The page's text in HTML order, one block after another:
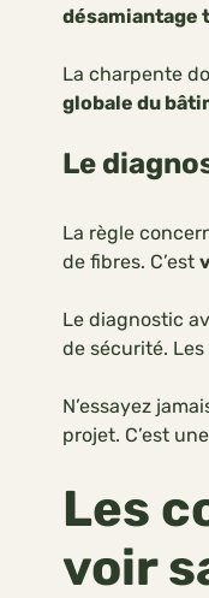
désamiantage
La charpente
globale du
Le
La règle
de fibres. C’est
Le diagnostic
de sécurité.
N’essayez
projet. C’est
Les
voir